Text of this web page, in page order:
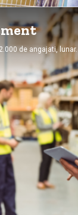
de angajati, lunar.